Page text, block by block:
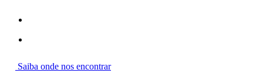
Saiba onde nos encontrar